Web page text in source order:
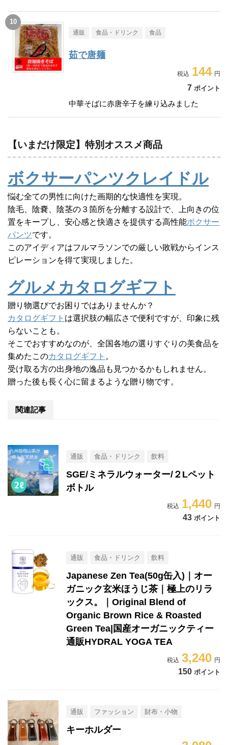
通販 食品・ドリンク 食品
茹で唐麺
144
7 ポイント
中華そばに赤唐辛子を練り込みました
【いまだけ限定】特別オススメ商品
ボクサーパンツクレイドル
悩む全ての男性に向けた画期的な快適性を実現。
陰毛、陰嚢、陰茎の３箇所を分離する設計で、上向きの位
置をキープし、安心感と快適さを提供する高性能ボクサー
パンツです。
このアイディアはフルマラソンでの厳しい敗戦からインス
ピレーションを得て実現しました。
グルメカタログギフト
贈り物選びでお困りではありませんか？
カタログギフト は選択肢の幅広さで便利ですが、印象に残
らないことも。
そこでおすすめなのが、全国各地の選りすぐりの美食品を
集めたこのカタログギフト 。
受け取る方の出身地の逸品も見つかるかもしれません。
贈った後も長く心に留まるような贈り物です。
関連記事
通販 食品・ドリンク 飲料
SGE/ミネラルウォーター/２Lペット
ボトル
1,440
43 ポイント
通販 食品・ドリンク 飲料
Japanese Zen Tea(50g缶入)｜オー
ガニック玄米ほうじ茶｜極上のリラ
ックス。｜Original Blend of
Organic Brown Rice & Roasted
Green Tea|国産オーガニックティー
通販HYDRAL YOGA TEA
3,240
150 ポイント
通販 ファッション 財布・小物
キーホルダー